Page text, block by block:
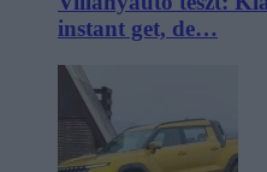
instant get, de…